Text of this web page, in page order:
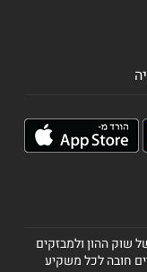
שוק ההון ולמבזקים
חובה לכל משקיע